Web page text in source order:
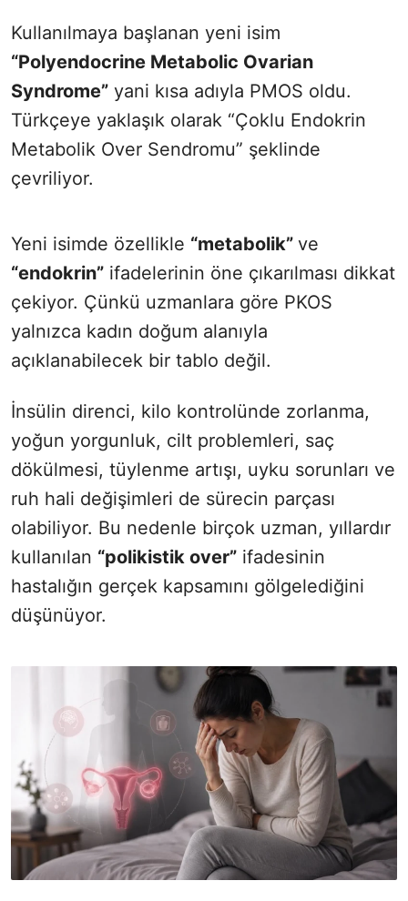
Kullanılmaya başlanan yeni isim
“Polyendocrine Metabolic Ovarian
Syndrome” yani kısa adıyla PMOS oldu.
Türkçeye yaklaşık olarak “Çoklu Endokrin
Metabolik Over Sendromu” şeklinde
çevriliyor.
Yeni isimde özellikle “metabolik” ve
“endokrin” ifadelerinin öne çıkarılması dikkat
çekiyor. Çünkü uzmanlara göre PKOS
yalnızca kadın doğum alanıyla
açıklanabilecek bir tablo değil.
İnsülin direnci, kilo kontrolünde zorlanma,
yoğun yorgunluk, cilt problemleri, saç
dökülmesi, tüylenme artışı, uyku sorunları ve
ruh hali değişimleri de sürecin parçası
olabiliyor. Bu nedenle birçok uzman, yıllardır
kullanılan “polikistik over” ifadesinin
hastalığın gerçek kapsamını gölgelediğini
düşünüyor.